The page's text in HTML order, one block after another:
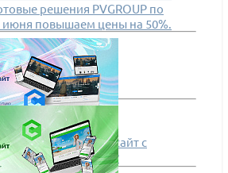
решения PVGROUP по
июня повышаем цены на 50%.
Корпоративный сайт с
в версии 1.8.0?